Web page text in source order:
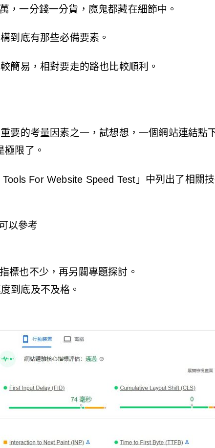
，一分錢一分貨，魔鬼都藏在細節中。
到底有那些必備要素。
簡易，相對要走的路也比較順利。
要的考量因素之一，試想想，一個網站連結點
限了。
For Website Speed Test 」中列出了相關
以參考
標也不少，再另闢專題探討。
到底及不及格。